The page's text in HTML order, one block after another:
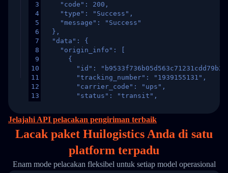
3
4
5
6
7
8
9
10
11
12
13
16
17
21
    "code": 200,
    "type": "Success",
    "message": "Success"
  },
  "data": {
    "origin_info": [
      {
"id":
        "tracking_number": "1939155131",
        "carrier_code": "ups",
        "status": "transit",
        "itemTimeLength": 2,
        "weblink": "",
        "phone": null,
        "trackinfo": [
          {
            "Date": "2017-03-08 04: 22: 00",
Jelajahi API pelacakan pengiriman terbaik
Lacak paket Huilogistics Anda di satu
platform terpadu
Enam mode pelacakan fleksibel untuk setiap model operasional